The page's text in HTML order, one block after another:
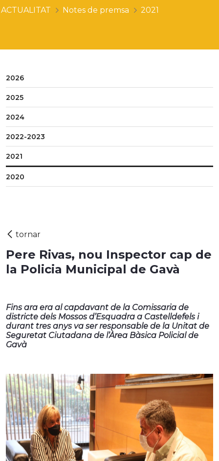
ACTUALITAT Notes de premsa 2021
2026
2025
2024
2022-2023
2021
2020
Pere Rivas, nou Inspector cap de
la Policia Municipal de Gavà
Fins ara era al capdavant de la Comissaria de
districte dels Mossos d’Esquadra a Castelldefels i
durant tres anys va ser responsable de la Unitat de
Seguretat Ciutadana de l’Àrea Bàsica Policial de
Gavà